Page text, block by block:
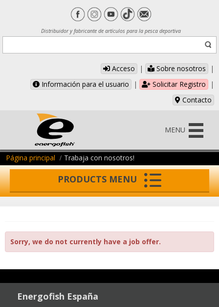
Distribuidor y fabricante de artículos para la pesca deportiva
Acceso | Sobre nosotros
|
Información para el usuario
| Solicitar Registro
|
Contacto
MENU
Página principal Trabaja con nosotros!
PRODUCTS MENU
Sorry, we do not currently have a job offer.
Energofish España